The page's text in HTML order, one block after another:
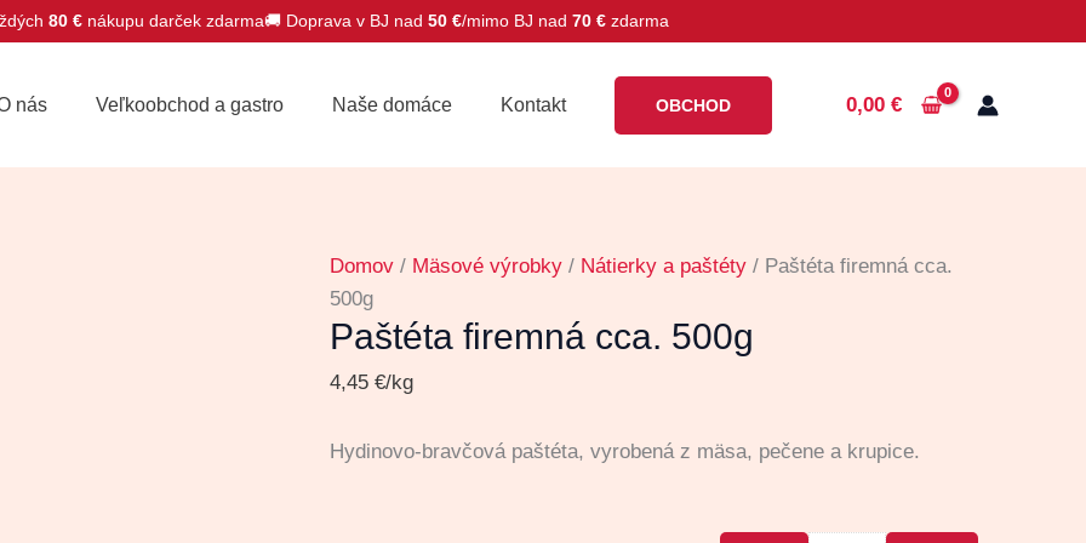
80 € nákupu darček zdarma🚚 Doprava v BJ nad 50 €/mimo BJ nad 70 € zdarma
nás Veľkoobchod a gastro Naše domáce Kontakt OBCHOD 0,00 €
Domov / Mäsové výrobky / Nátierky a paštéty / Paštéta firemná cca.
500g
Paštéta firemná cca. 500g
4,45 €/kg
Hydinovo-bravčová paštéta, vyrobená z mäsa, pečene a krupice.
Paštéta